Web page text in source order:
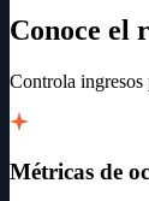
Conoce el
Controla ingresos
Métricas de